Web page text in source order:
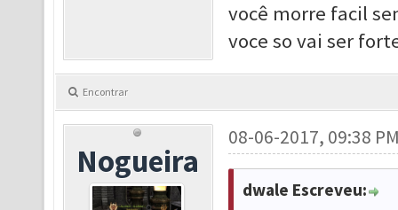
você morre facil
voce so vai ser
Encontrar
Nogueira
08-06-2017, 09:38
dwale Escreveu: